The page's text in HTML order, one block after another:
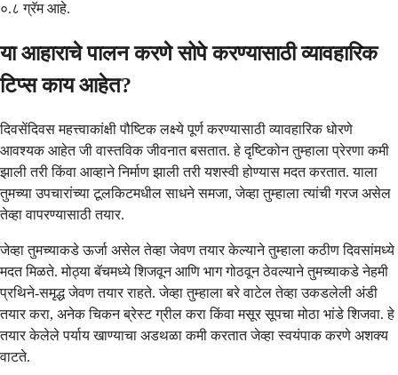
०.८ ग्रॅम आहे.
या आहाराचे पालन करणे सोपे करण्यासाठी व्यावहारिक
टिप्स काय आहेत?
दिवसेंदिवस महत्त्वाकांक्षी पौष्टिक लक्ष्ये पूर्ण करण्यासाठी व्यावहारिक धोरणे
आवश्यक आहेत जी वास्तविक जीवनात बसतात. हे दृष्टिकोन तुम्हाला प्रेरणा कमी
झाली तरी किंवा आव्हाने निर्माण झाली तरी यशस्वी होण्यास मदत करतात. याला
तुमच्या उपचारांच्या टूलकिटमधील साधने समजा, जेव्हा तुम्हाला त्यांची गरज असेल
तेव्हा वापरण्यासाठी तयार.
जेव्हा तुमच्याकडे ऊर्जा असेल तेव्हा जेवण तयार केल्याने तुम्हाला कठीण दिवसांमध्ये
मदत मिळते. मोठ्या बॅचमध्ये शिजवून आणि भाग गोठवून ठेवल्याने तुमच्याकडे नेहमी
प्रथिने-समृद्ध जेवण तयार राहते. जेव्हा तुम्हाला बरे वाटेल तेव्हा उकडलेली अंडी
तयार करा, अनेक चिकन ब्रेस्ट ग्रील करा किंवा मसूर सूपचा मोठा भांडे शिजवा. हे
तयार केलेले पर्याय खाण्याचा अडथळा कमी करतात जेव्हा स्वयंपाक करणे अशक्य
वाटते.